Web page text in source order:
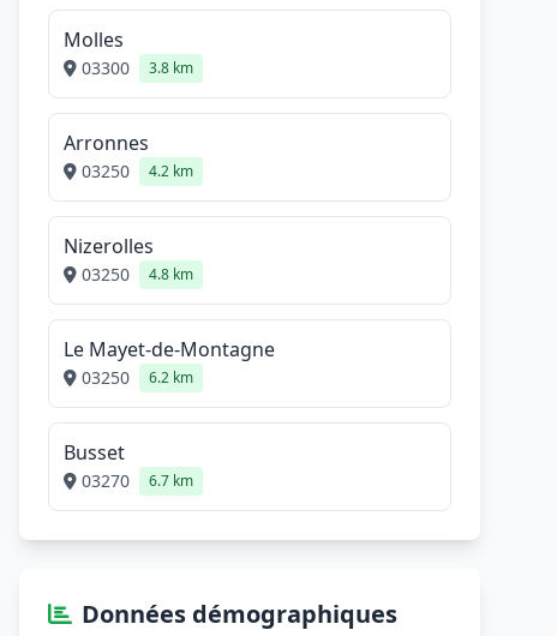
Molles
03300 3.8 km
Arronnes
03250 4.2 km
Nizerolles
03250 4.8 km
Le Mayet-de-Montagne
03250 6.2 km
Busset
03270 6.7 km
Données démographiques